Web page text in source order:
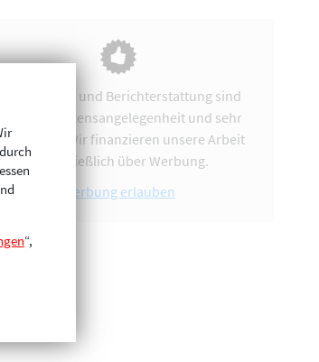
Vereinsarbeit und Berichterstattung sind
uns eine Herzensangelegenheit und sehr
Wir finanzieren unsere Arbeit
ausschließlich über Werbung.
Werbung erlauben
“,